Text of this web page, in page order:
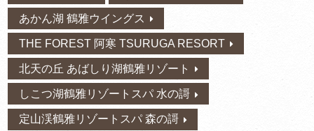
あかん湖 鶴雅ウイングス
THE FOREST 阿寒 TSURUGA RESORT
北天の丘 あばしり湖鶴雅リゾート
しこつ湖鶴雅リゾートスパ 水の謌
定山渓鶴雅リゾートスパ 森の謌